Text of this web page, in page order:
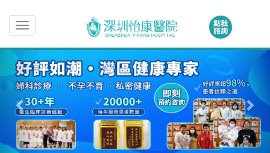
Toggle
navigation